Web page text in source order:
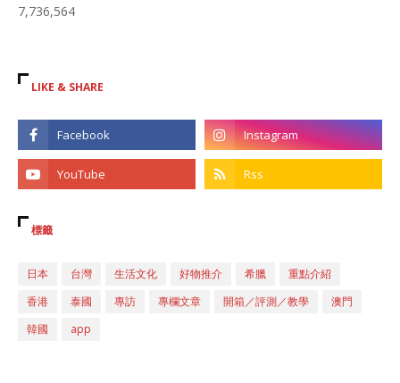
7,736,564
LIKE & SHARE
標籤
日本 台灣 生活文化 好物推介 希臘
重點介紹
香港
泰國 專訪 專欄文章 開箱／評測／教學
澳門
韓國
app